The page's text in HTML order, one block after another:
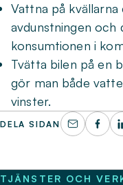
Vattna på
avdunstningen och
konsumtionen i
Tvätta bilen på en
gör man både
vinster.
DELA SIDAN
TJÄNSTER OCH